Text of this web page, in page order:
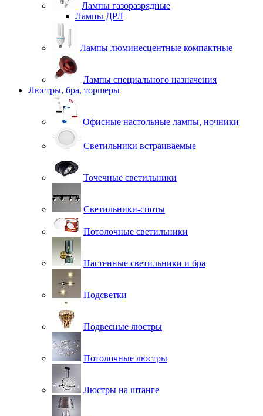
Лампы газоразрядные
Лампы ДРЛ
Лампы люминесцентные компактные
Лампы специального назначения
Люстры, бра, торшеры
Офисные настольные лампы, ночники
Светильники встраиваемые
Точечные светильники
Светильники-споты
Потолочные светильники
Настенные светильники и бра
Подсветки
Подвесные люстры
Потолочные люстры
Люстры на штанге